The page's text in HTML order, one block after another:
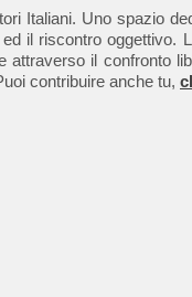
Italiani. Uno spazio
il riscontro
il confronto
contribuire anche tu,